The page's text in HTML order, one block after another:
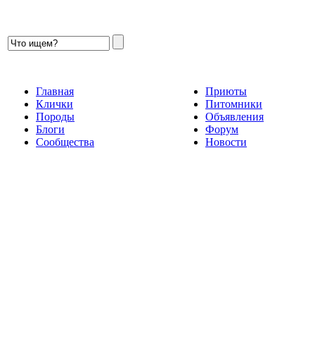
Главная
Клички
Породы
Блоги
Сообщества
Приюты
Питомники
Объявления
Форум
Новости